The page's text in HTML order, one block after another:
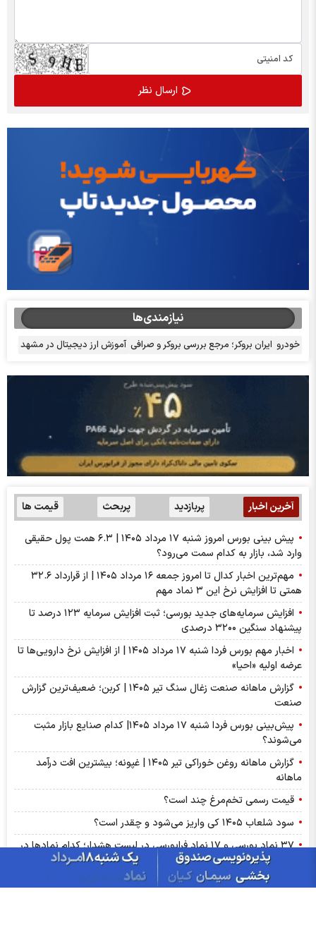
نیازمندی‌ها
خودرو ایران بروکر؛ مرجع بررسی بروکر و صرافی آموزش ارز دیجیتال در مشهد
آخرین اخبار پربازدید پربحث قیمت ها
پیش بینی بورس امروز شنبه ۱۷ مرداد ۱۴۰۵ | ۶.۳ همت پول حقیقی
وارد شد، بازار به کدام سمت می‌رود؟
مهم‌ترین اخبار کدال تا امروز جمعه ۱۶ مرداد ۱۴۰۵ | از قرارداد ۳۲.۶
همتی تا افزایش نرخ این ۳ نماد مهم
افزایش سرمایه‌های جدید بورسی؛ ثبت افزایش سرمایه ۱۲۳ درصد تا
پیشنهاد‌ سنگین ۳۲۰۰ درصدی
اخبار مهم بورس فردا شنبه ۱۷ مرداد ۱۴۰۵ | از افزایش نرخ دارویی‌ها تا
عرضه اولیه «احیا»
گزارش ماهانه صنعت زغال سنگ تیر ۱۴۰۵ | کربن؛ ضعیف‌ترین گزارش
صنعت
پیش‌بینی بورس فردا شنبه ۱۷ مرداد ۱۴۰۵| کدام صنایع بازار مثبت
می‌شوند؟
گزارش ماهانه روغن خوراکی تیر ۱۴۰۵ | غپونه؛ بیشترین افت درآمد
ماهانه
قیمت رسمی تخم‌مرغ چند است؟
سود شلعاب ۱۴۰۵ کی واریز می‌شود و چقدر است؟
۳۷ نماد بورسی و ۱۷ نماد فرابورسی در لیست هشدار؛ کدام نماد‌ها در
آستانه تعلیق‌اند؟